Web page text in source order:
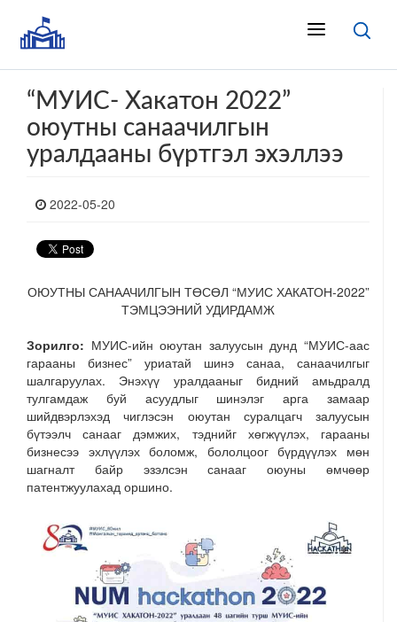
“МУИС- Хакатон 2022”
оюутны санаачилгын
уралдааны бүртгэл эхэллээ
2022-05-20
ОЮУТНЫ САНААЧИЛГЫН ТӨСӨЛ “МУИС ХАКАТОН-2022”
ТЭМЦЭЭНИЙ УДИРДАМЖ
Зорилго: МУИС-ийн оюутан залуусын дунд “МУИС-аас
гарааны бизнес” уриатай шинэ санаа, санаачилгыг
шалгаруулах. Энэхүү уралдааныг бидний амьдралд
тулгамдаж буй асуудлыг шинэлэг арга замаар
шийдвэрлэхэд чиглэсэн оюутан суралцагч залуусын
бүтээлч санааг дэмжих, тэднийг хөгжүүлэх, гарааны
бизнесээ эхлүүлэх боломж, бололцоог бүрдүүлэх мөн
шагналт байр эзэлсэн санааг оюуны өмчөөр
патентжуулахад оршино.